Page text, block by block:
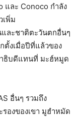
และ Conoco กำลัง
เพิ่ม
ละชาติตะวันตกอื่นๆ
งเมื่อปีที่แล้วของ
าธิบดีแทนที่ มะฮ์หมูด
อื่นๆ รวมถึง
องของเขา มูฮำหมัด